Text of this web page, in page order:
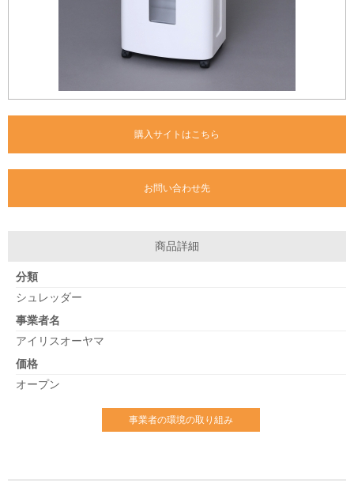
購入サイトはこちら
お問い合わせ先
商品詳細
分類
シュレッダー
事業者名
アイリスオーヤマ
価格
オープン
事業者の環境の取り組み